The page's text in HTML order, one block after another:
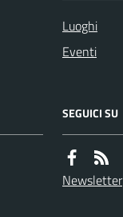
Luoghi
Eventi
SEGUICI SU
Newsletter